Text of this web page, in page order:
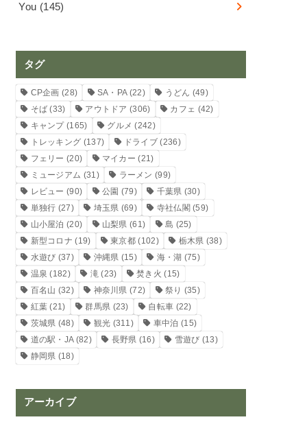
You (145)
タグ
CP企画 (28) SA・PA(22) うどん (49)
そば (33) アウトドア (306) カフェ (42)
キャンプ(165) グルメ (242)
トレッキング (137) ドライブ (236)
フェリー (20) マイカー (21)
ミュージアム (31) ラーメン (99)
レビュー (90) 公園 (79) 千葉県 (30)
単独行 (27) 埼玉県 (69) 寺社仏閣 (59)
山小屋泊 (20) 山梨県 (61) 島 (25)
新型コロナ (19) 東京都 (102) 栃木県 (38)
水遊び (37) 沖縄県 (15) 海・湖 (75)
温泉 (182) 滝 (23) 焚き火 (15)
百名山 (32) 神奈川県 (72) 祭り (35)
紅葉 (21) 群馬県 (23) 自転車 (22)
茨城県 (48) 観光 (311) 車中泊 (15)
道の駅・JA(82) 長野県 (16) 雪遊び (13)
静岡県 (18)
アーカイブ